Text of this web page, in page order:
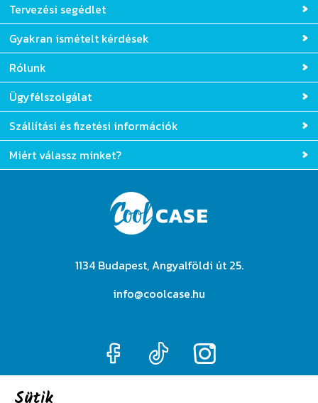
Tervezési segédlet
Gyakran ismételt kérdések
Rólunk
Ügyfélszolgálat
Szállítási és fizetési információk
Miért válassz minket?
1134 Budapest, Angyalföldi út 25.
info@coolcase.hu